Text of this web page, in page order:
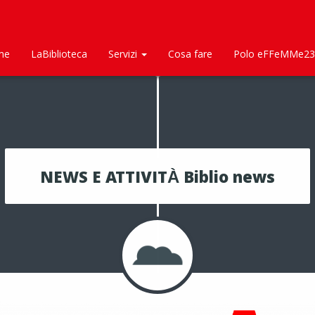
LaBiblioteca Servizi Cosa fare Polo eFFeMMe23
NEWS E ATTIVITÀ Biblio news